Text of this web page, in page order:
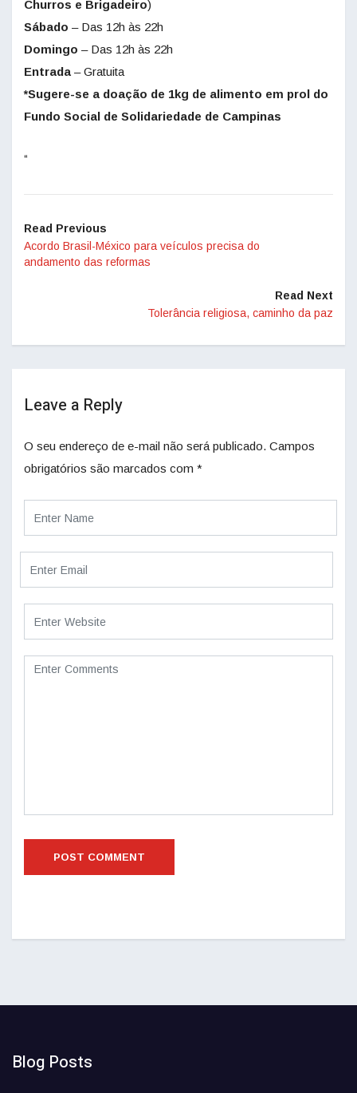
Churros e Brigadeiro)
Sábado – Das 12h às 22h
Domingo – Das 12h às 22h
Entrada – Gratuita
*Sugere-se a doação de 1kg de alimento em prol do
Fundo Social de Solidariedade de Campinas
“
Read Previous
Acordo Brasil-México para veículos precisa do
andamento das reformas
Read Next
Tolerância religiosa, caminho da paz
Leave a Reply
O seu endereço de e-mail não será publicado. Campos
obrigatórios são marcados com *
Blog Posts